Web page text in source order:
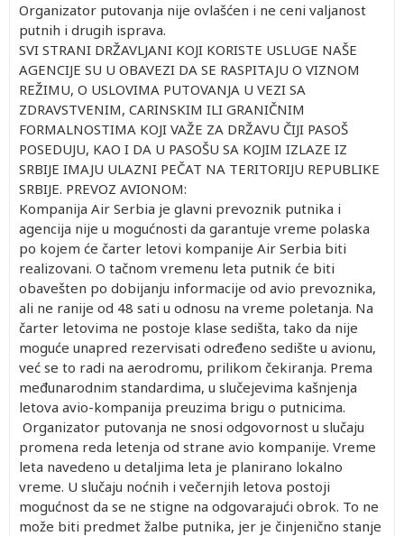
Organizator putovanja nije ovlašćen i ne ceni valjanost
putnih i drugih isprava.
SVI STRANI DRŽAVLJANI KOJI KORISTE USLUGE NAŠE
AGENCIJE SU U OBAVEZI DA SE RASPITAJU O VIZNOM
REŽIMU, O USLOVIMA PUTOVANJA U VEZI SA
ZDRAVSTVENIM, CARINSKIM ILI GRANIČNIM
FORMALNOSTIMA KOJI VAŽE ZA DRŽAVU ČIJI PASOŠ
POSEDUJU, KAO I DA U PASOŠU SA KOJIM IZLAZE IZ
SRBIJE IMAJU ULAZNI PEČAT NA TERITORIJU REPUBLIKE
SRBIJE. PREVOZ AVIONOM:
Kompanija Air Serbia je glavni prevoznik putnika i
agencija nije u mogućnosti da garantuje vreme polaska
po kojem će čarter letovi kompanije Air Serbia biti
realizovani. O tačnom vremenu leta putnik će biti
obavešten po dobijanju informacije od avio prevoznika,
ali ne ranije od 48 sati u odnosu na vreme poletanja. Na
čarter letovima ne postoje klase sedišta, tako da nije
moguće unapred rezervisati određeno sedište u avionu,
već se to radi na aerodromu, prilikom čekiranja. Prema
međunarodnim standardima, u slučejevima kašnjenja
letova avio-kompanija preuzima brigu o putnicima.
Organizator putovanja ne snosi odgovornost u slučaju
promena reda letenja od strane avio kompanije. Vreme
leta navedeno u detaljima leta je planirano lokalno
vreme. U slučaju noćnih i večernjih letova postoji
mogućnost da se ne stigne na odgovarajući obrok. To ne
može biti predmet žalbe putnika, jer je činjenično stanje